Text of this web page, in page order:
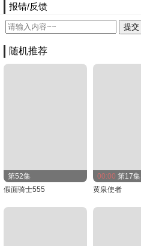
报错/反馈
随机推荐
第52集
假面骑士555
00:00 第17集
黄泉使者